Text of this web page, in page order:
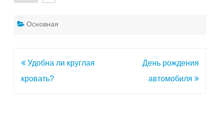
Основная
Навигация
по
Удобна ли круглая
кровать?
День рождения
автомобиля